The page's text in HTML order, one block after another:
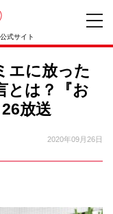
式サイト
エに放った
とは？『お
放送
2020年09月26日